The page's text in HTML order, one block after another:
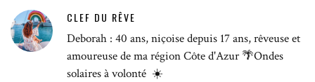
CLEF DU RÊVE
Deborah : 40 ans, niçoise depuis 17 ans, rêveuse et
amoureuse de ma région Côte d'Azur 🌴Ondes
solaires à volonté ☀️